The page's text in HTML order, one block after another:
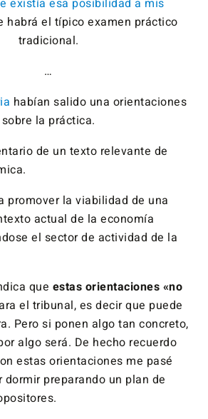
habrá el típico examen práctico
tradicional.
…
habían salido una orientaciones
sobre la práctica.
de un texto relevante de
promover la viabilidad de una
actual de la economía
el sector de actividad de la
que estas orientaciones «no
el tribunal, es decir que puede
Pero si ponen algo tan concreto,
algo será. De hecho recuerdo
estas orientaciones me pasé
preparando un plan de